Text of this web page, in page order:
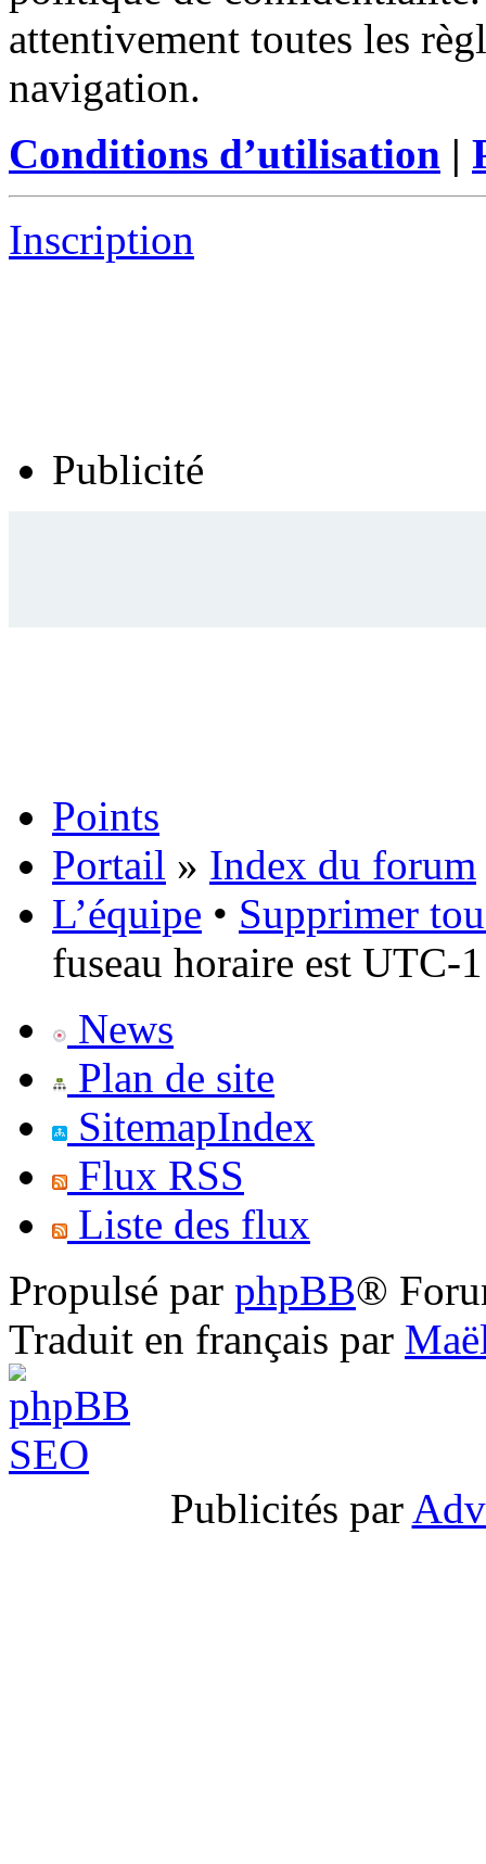
attentivement toutes les
navigation.
Conditions d’utilisation |
Inscription
Publicité
Points
Portail » Index du forum
L’équipe • Supprimer
fuseau horaire est UTC-
News
Plan de site
SitemapIndex
Flux RSS
Liste des flux
Propulsé par phpBB®
Traduit en français par
Publicités par